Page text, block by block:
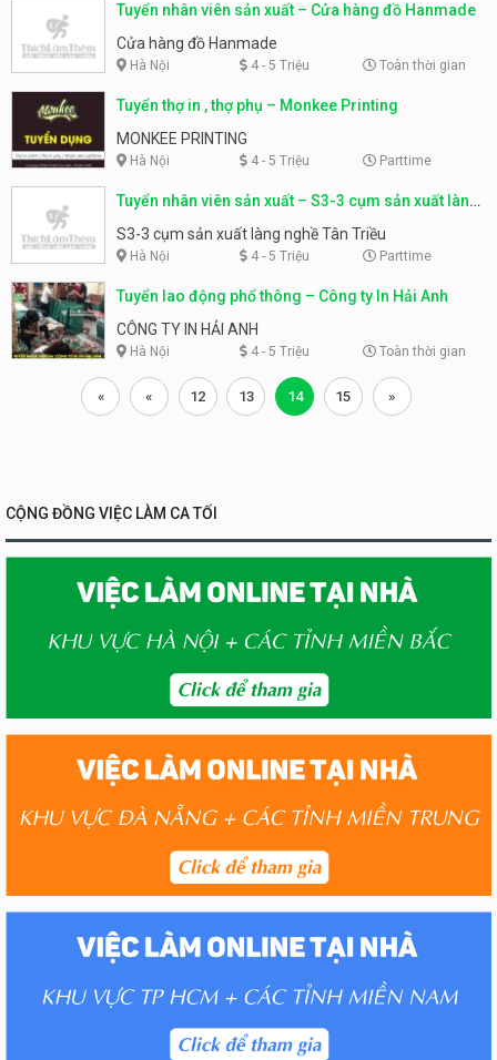
Tuyển nhân viên sản xuất – Cửa hàng đồ Hanmade
Cửa hàng đồ Hanmade
Hà Nội 4 - 5 Triệu Toàn thời gian
Tuyển thợ in , thợ phụ – Monkee Printing
MONKEE PRINTING
Hà Nội 4 - 5 Triệu Parttime
Tuyển nhân viên sản xuất – S3-3 cụm sản xuất làng
nghề Tân Triều
S3-3 cụm sản xuất làng nghề Tân Triều
Hà Nội 4 - 5 Triệu Parttime
Tuyển lao động phổ thông – Công ty In Hải Anh
CÔNG TY IN HẢI ANH
Hà Nội 4 - 5 Triệu Toàn thời gian
« « 12 13 14 15 »
CỘNG ĐỒNG VIỆC LÀM CA TỐI